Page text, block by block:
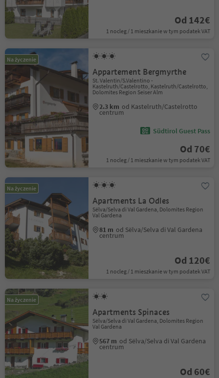
Od 142€
1 nocleg / 1 mieszkanie w tym podatek VAT
Na życzenie
Appartement Bergmyrthe
St. Valentin/S.Valentino -
Kastelruth/Castelrotto, Kastelruth/Castelrotto,
Dolomites Region Seiser Alm
2.3 km od Kastelruth/Castelrotto
centrum
Südtirol Guest Pass
Od 70€
1 nocleg / 1 mieszkanie w tym podatek VAT
Na życzenie
Apartments La Odles
Sëlva/Selva di Val Gardena, Dolomites Region
Val Gardena
81 m od Sëlva/Selva di Val Gardena
centrum
Od 120€
1 nocleg / 1 mieszkanie w tym podatek VAT
Na życzenie
Apartments Spinaces
Sëlva/Selva di Val Gardena, Dolomites Region
Val Gardena
567 m od Sëlva/Selva di Val Gardena
centrum
Od 60€